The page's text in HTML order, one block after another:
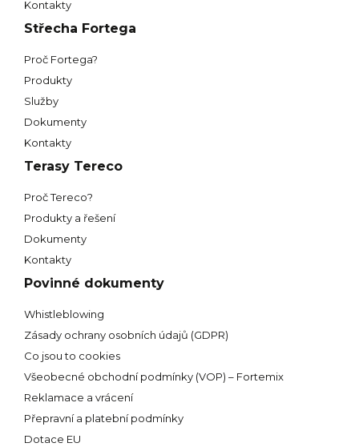
Kontakty
Střecha Fortega
Proč Fortega?
Produkty
Služby
Dokumenty
Kontakty
Terasy Tereco
Proč Tereco?
Produkty a řešení
Dokumenty
Kontakty
Povinné dokumenty
Whistleblowing
Zásady ochrany osobních údajů (GDPR)
Co jsou to cookies
Všeobecné obchodní podmínky (VOP) – Fortemix
Reklamace a vrácení
Přepravní a platební podmínky
Dotace EU